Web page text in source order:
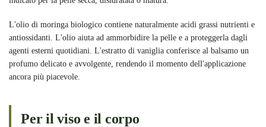
L'olio di moringa biologico contiene naturalmente acidi grassi nutrienti e
antiossidanti. L'olio aiuta ad ammorbidire la pelle e a proteggerla dagli
agenti esterni quotidiani. L'estratto di vaniglia conferisce al balsamo un
profumo delicato e avvolgente, rendendo il momento dell'applicazione
ancora più piacevole.
Per il viso e il corpo